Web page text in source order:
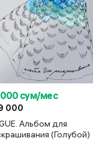
сум/мес
000
Альбом для
(Голубой)